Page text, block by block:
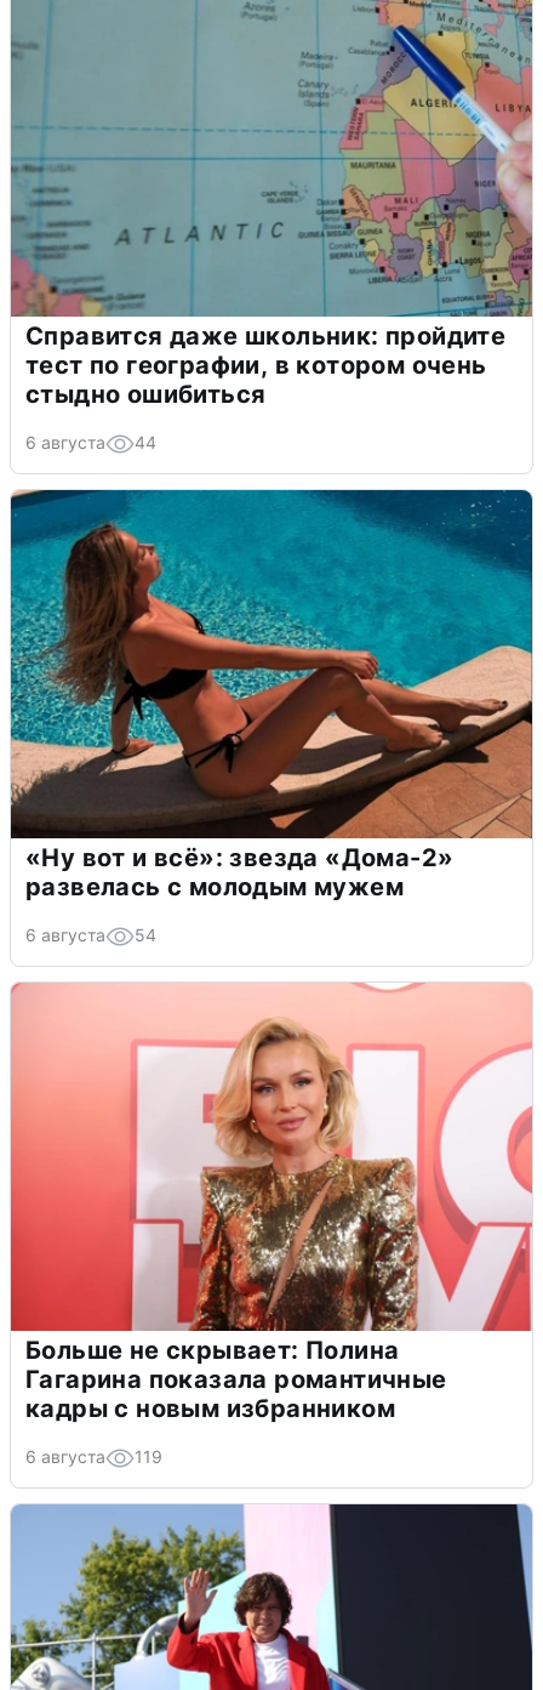
Справится даже школьник: пройдите
тест по географии, в котором очень
стыдно ошибиться
6 августа 44
«Ну вот и всё»: звезда «Дома-2»
развелась с молодым мужем
6 августа 54
Больше не скрывает: Полина
Гагарина показала романтичные
кадры с новым избранником
6 августа 119